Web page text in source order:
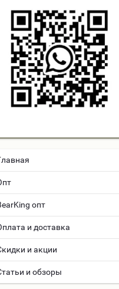
опт
и доставка
и акции
и обзоры